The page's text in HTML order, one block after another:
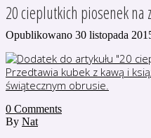
20 cieplutkich piosenek na
Opublikowano 30 listopada
0 Comments
By Nat